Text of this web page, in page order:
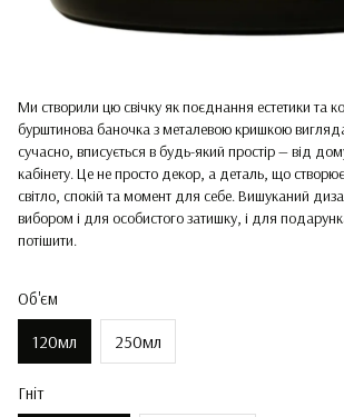
Ми створили цю свічку як поєднання естетики та
бурштинова баночка з металевою кришкою
сучасно, вписується в будь-який простір — від
кабінету. Це не просто декор, а деталь, що
світло, спокій та момент для себе. Вишуканий
вибором і для особистого затишку, і для
потішити.
Об'єм
120мл 250мл
Гніт